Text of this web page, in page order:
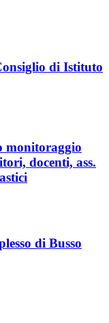
di Istituto
monitoraggio
docenti, ass.
di Busso